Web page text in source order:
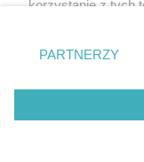
następnym
W przypadku
korzystanie z tych
zmienić/wycofać
znajdujący się w
rodzaje
użytkownika, ale
przetwarzaniu.
PARTNERZY